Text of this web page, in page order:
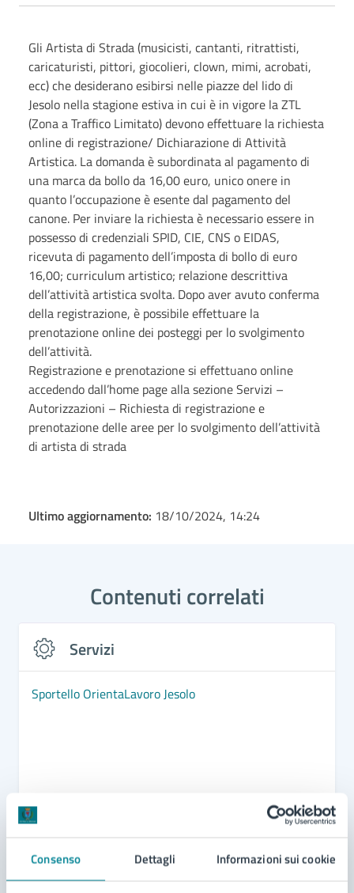
Consenso Dettagli Informazioni sui cookie
Gli Artista di Strada (musicisti, cantanti, ritrattisti,
caricaturisti, pittori, giocolieri, clown, mimi, acrobati,
ecc) che desiderano esibirsi nelle piazze del lido di
Jesolo nella stagione estiva in cui è in vigore la ZTL
(Zona a Traffico Limitato) devono effettuare la richiesta
online di registrazione/ Dichiarazione di Attività
Artistica. La domanda è subordinata al pagamento di
una marca da bollo da 16,00 euro, unico onere in
quanto l’occupazione è esente dal pagamento del
canone. Per inviare la richiesta è necessario essere in
possesso di credenziali SPID, CIE, CNS o EIDAS,
ricevuta di pagamento dell’imposta di bollo di euro
16,00; curriculum artistico; relazione descrittiva
dell’attività artistica svolta. Dopo aver avuto conferma
della registrazione, è possibile effettuare la
prenotazione online dei posteggi per lo svolgimento
dell’attività.
Registrazione e prenotazione si effettuano online
accedendo dall’home page alla sezione Servizi –
Autorizzazioni – Richiesta di registrazione e
prenotazione delle aree per lo svolgimento dell’attività
di artista di strada
Ultimo aggiornamento: 18/10/2024, 14:24
Contenuti correlati
Servizi
Sportello OrientaLavoro Jesolo